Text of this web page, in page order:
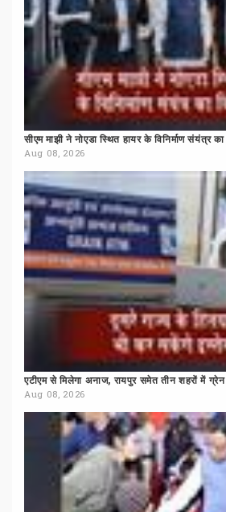
सीएम माझी ने नोएडा स्थित हायर के विनिर्माण संयंत्र का
Aug 08, 2026
एटीएम से मिलेगा अनाज, रायपुर समेत तीन शहरों में ग्रेन
Aug 08, 2026